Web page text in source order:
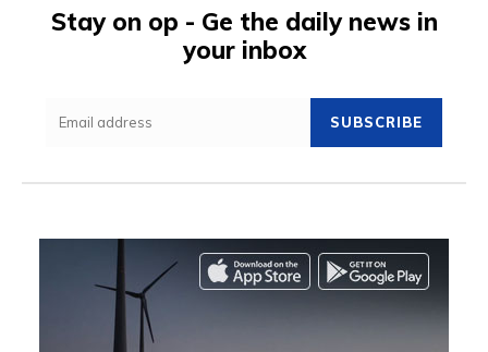
Stay on op - Ge the daily news in
your inbox
SUBSCRIBE